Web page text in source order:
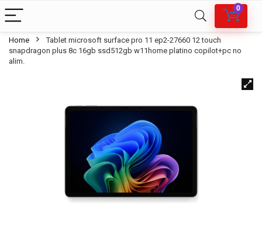
0
Home
Tablet microsoft surface pro 11 ep2-27660 12 touch
snapdragon plus 8c 16gb ssd512gb w11home platino copilot+pc no
alim.